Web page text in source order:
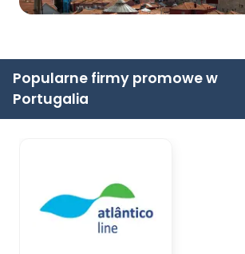
Popularne firmy promowe w
Portugalia